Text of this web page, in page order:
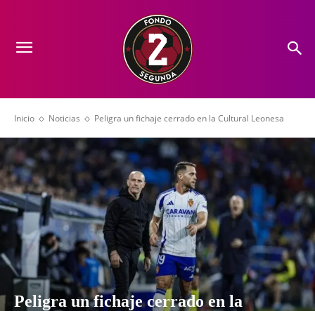
Inicio Noticias Peligra un fichaje cerrado en la Cultural Leonesa
Peligra un fichaje cerrado en la